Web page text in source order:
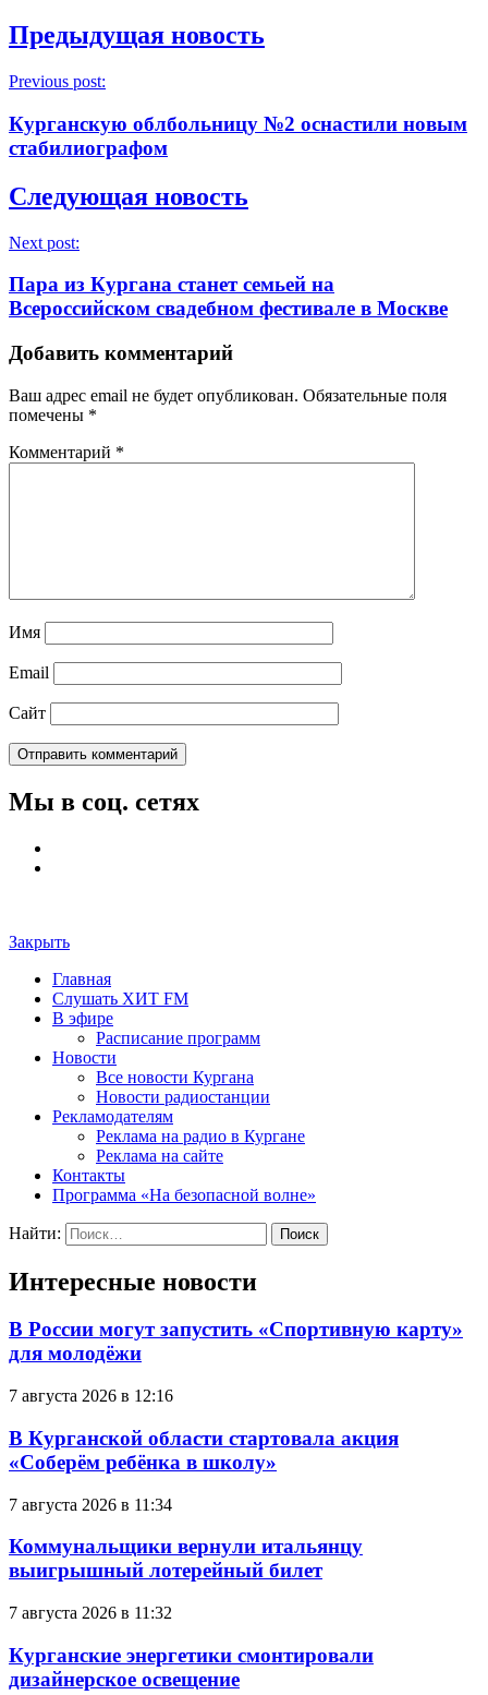
Предыдущая новость
Previous post:
Курганскую облбольницу №2 оснастили новым
стабилиографом
Следующая новость
Next post:
Пара из Кургана станет семьей на
Всероссийском свадебном фестивале в Москве
Добавить комментарий
Ваш адрес email не будет опубликован. Обязательные поля
помечены *
Комментарий *
Имя
Email
Сайт
Мы в соц. сетях
Закрыть
Главная
Слушать ХИТ FM
В эфире
Расписание программ
Новости
Все новости Кургана
Новости радиостанции
Рекламодателям
Реклама на радио в Кургане
Реклама на сайте
Контакты
Программа «На безопасной волне»
Найти:
Интересные новости
В России могут запустить «Спортивную карту»
для молодёжи
7 августа 2026 в 12:16
В Курганской области стартовала акция
«Соберём ребёнка в школу»
7 августа 2026 в 11:34
Коммунальщики вернули итальянцу
выигрышный лотерейный билет
7 августа 2026 в 11:32
Курганские энергетики смонтировали
дизайнерское освещение